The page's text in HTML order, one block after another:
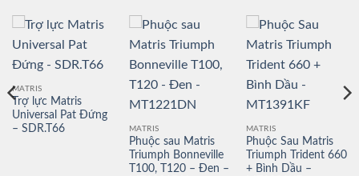
MATRIS
Trợ lực Matris
Universal Pat Đứng
– SDR.T66
MATRIS
Phuộc sau Matris
Triumph Bonneville
T100, T120 – Đen –
MATRIS
Phuộc Sau Matris
Triumph Trident 660
+ Bình Dầu –